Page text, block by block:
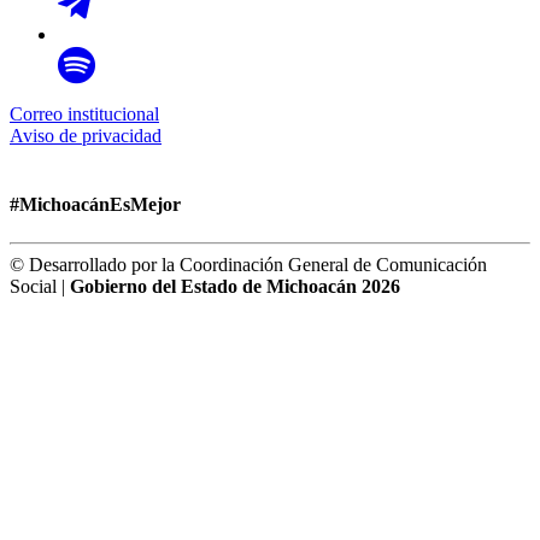
Correo institucional
Aviso de privacidad
#MichoacánEsMejor
© Desarrollado por la Coordinación General de Comunicación
Social | Gobierno del Estado de Michoacán 2026